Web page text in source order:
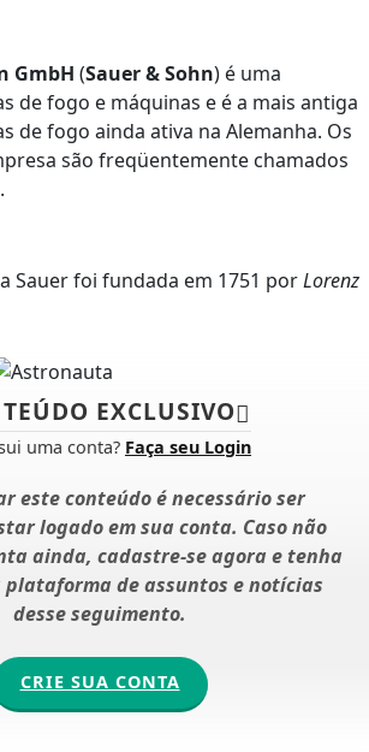
GmbH (Sauer & Sohn) é uma
de fogo e máquinas e é a mais antiga
de fogo ainda ativa na Alemanha. Os
são freqüentemente chamados
Sauer foi fundada em 1751 porLorenz
EXCLUSIVO
uma conta? Faça seu Login
este conteúdo é necessário ser
logado em sua conta. Caso não
ainda, cadastre-se agora e tenha
plataforma de assuntos e notícias
desse seguimento.
CRIE SUA CONTA